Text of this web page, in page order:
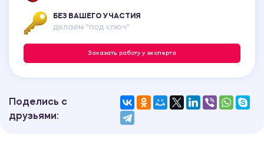
БЕЗ ВАШЕГО УЧАСТИЯ
делаем "под ключ"
Заказать работу у эксперта
Поделись с
друзьями: